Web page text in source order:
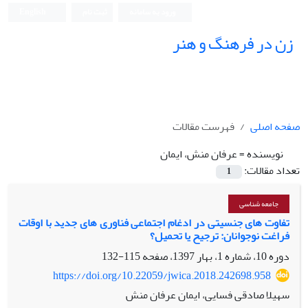
زن در فرهنگ و هنر
صفحه اصلی
فهرست مقالات
نویسنده =عرفان منش، ایمان
تعداد مقالات:
1
جامعه شناسی
تفاوت‏ های جنسیتی در ادغام اجتماعی فناوری‏ های جدید با اوقات
فراغت نوجوانان: ترجیح یا تحمیل؟
دوره 10، شماره 1، بهار 1397، صفحه
115-132
https://doi.org/10.22059/jwica.2018.242698.958
سهیلا صادقی فسایی، ایمان عرفان منش